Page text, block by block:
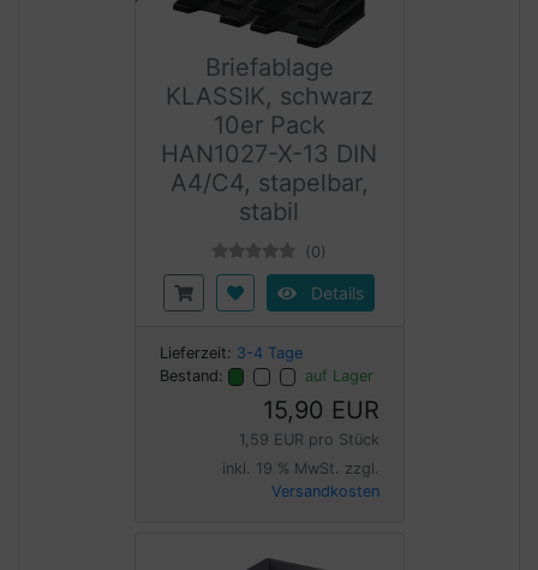
Briefablage
KLASSIK, schwarz
10er Pack
HAN1027-X-13 DIN
A4/C4, stapelbar,
stabil
(0)
Details
Lieferzeit: 3-4 Tage
Bestand:
auf Lager
15,90 EUR
1,59 EUR pro Stück
inkl. 19 % MwSt. zzgl.
Versandkosten